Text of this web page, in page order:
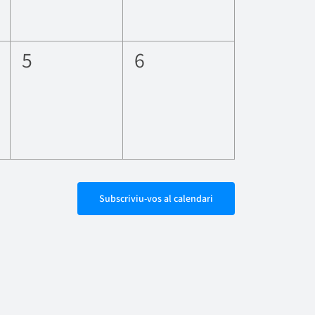
0
5
0
6
Subscriviu-vos al calendari